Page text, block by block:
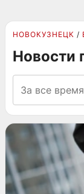
НОВОКУЗНЕЦК
Новости